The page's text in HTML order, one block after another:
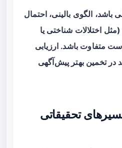
الگوی بالینی، احتمال
اختلالات شناختی یا
متفاوت باشد. ارزیابی
در تخمین بهتر پیش‌آگهی
تحقیقاتی